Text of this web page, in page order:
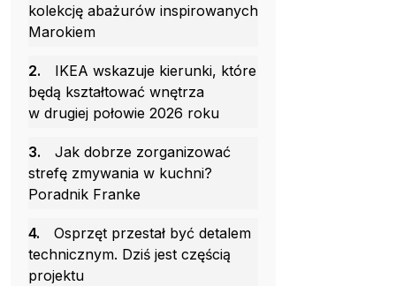
kolekcję abażurów inspirowanych
Marokiem
2.
IKEA wskazuje kierunki, które
będą kształtować wnętrza
w drugiej połowie 2026 roku
3.
Jak dobrze zorganizować
strefę zmywania w kuchni?
Poradnik Franke
4.
Osprzęt przestał być detalem
technicznym. Dziś jest częścią
projektu